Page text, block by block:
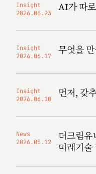
Insight
2026.06.23
AI가 따
Insight
2026.06.17
무엇을
Insight
2026.06.10
먼저, 갖
News
2026.05.12
더크림유
미래기술